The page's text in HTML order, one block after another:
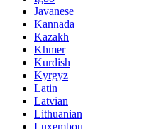
Javanese
Kannada
Kazakh
Khmer
Kurdish
Kyrgyz
Latin
Latvian
Lithuanian